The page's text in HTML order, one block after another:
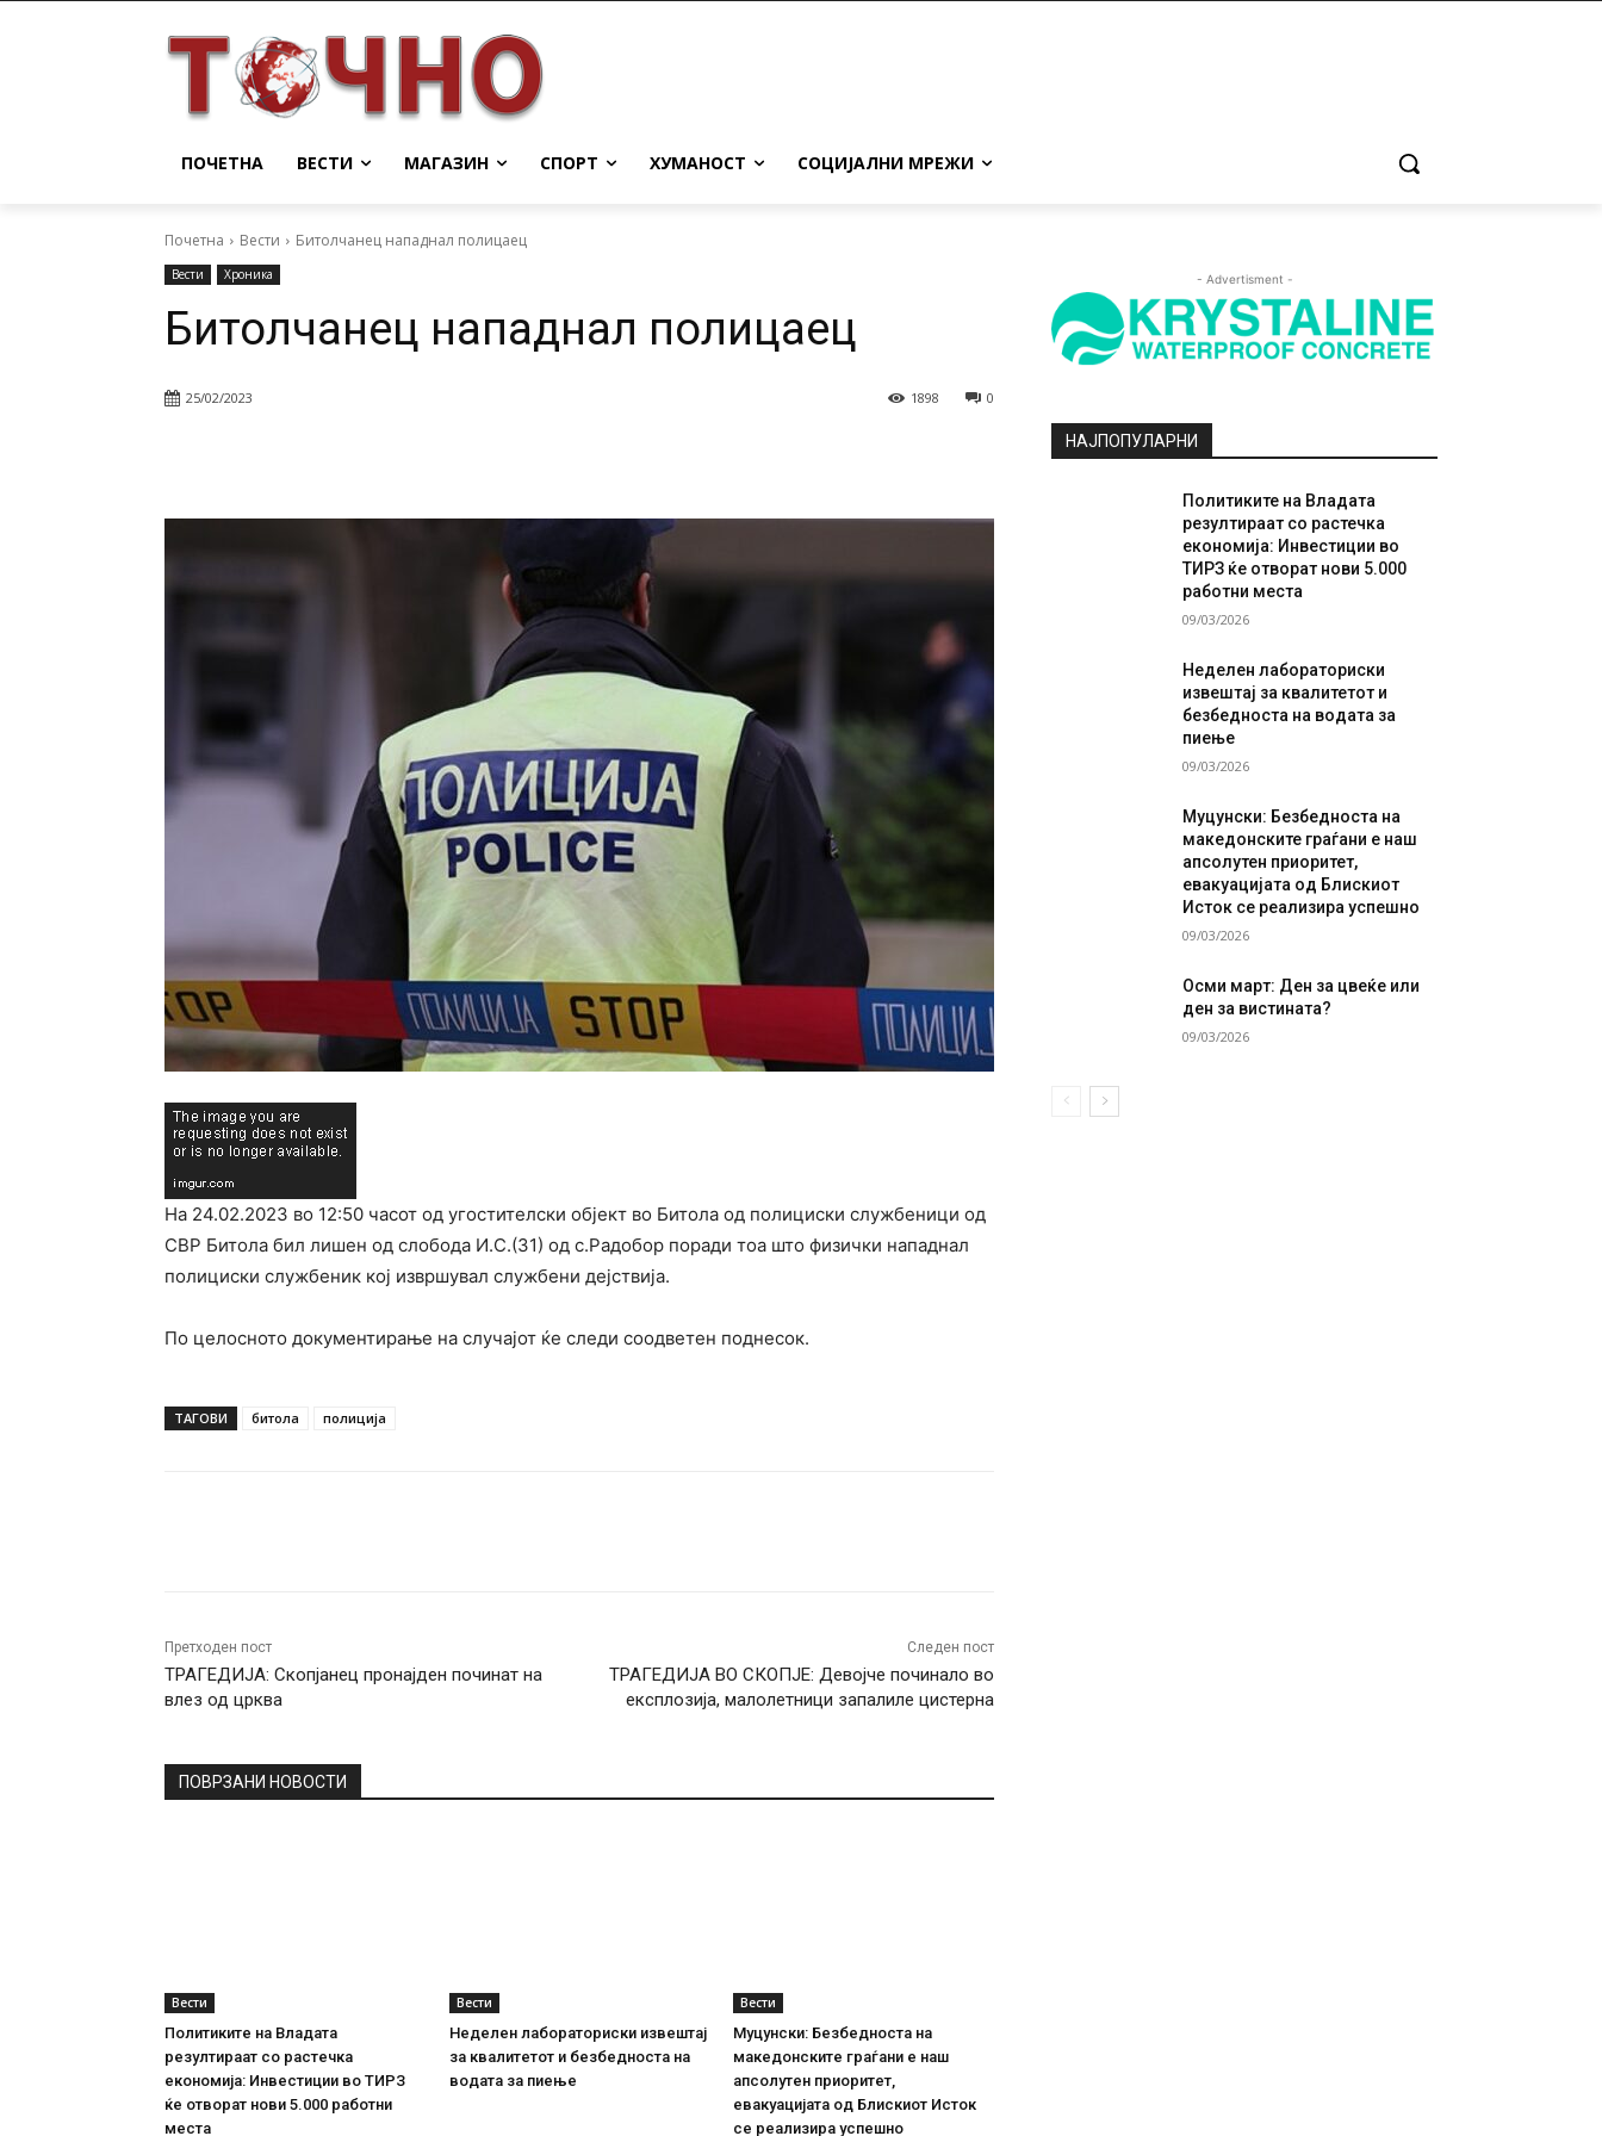
ПОЧЕТНА ВЕСТИ МАГАЗИН СПОРТ ХУМАНОСТ СОЦИЈАЛНИ МРЕЖИ
Почетна Вести Битолчанец нападнал полицаец
Вести Хроника
Битолчанец нападнал полицаец
25/02/2023 0
1898
На 24.02.2023 во 12:50 часот од угостителски објект во Битола од полициски службеници од
СВР Битола бил лишен од слобода И.С.(31) од с.Радобор поради тоа што физички нападнал
полициски службеник кој извршувал службени дејствија.
По целосното документирање на случајот ќе следи соодветен поднесок.
ТАГОВИ битола полиција
Претходен пост
ТРАГЕДИЈА: Скопјанец пронајден починат на
влез од црква
Следен пост
ТРАГЕДИЈА ВО СКОПЈЕ: Девојче починало во
експлозија, малолетници запалиле цистерна
ПОВРЗАНИ НОВОСТИ
Вести
Политиките на Владата
резултираат со растечка
економија: Инвестиции во ТИРЗ
ќе отворат нови 5.000 работни
места
Вести
Неделен лабораториски извештај
за квалитетот и безбедноста на
водата за пиење
Вести
Муцунски: Безбедноста на
македонските граѓани е наш
апсолутен приоритет,
евакуацијата од Блискиот Исток
се реализира успешно
- Advertisment -
НАЈПОПУЛАРНИ
Политиките на Владата
резултираат со растечка
економија: Инвестиции во
ТИРЗ ќе отворат нови 5.000
работни места
09/03/2026
Неделен лабораториски
извештај за квалитетот и
безбедноста на водата за
пиење
09/03/2026
Муцунски: Безбедноста на
македонските граѓани е наш
апсолутен приоритет,
евакуацијата од Блискиот
Исток се реализира успешно
09/03/2026
Осми март: Ден за цвеќе или
ден за вистината?
09/03/2026